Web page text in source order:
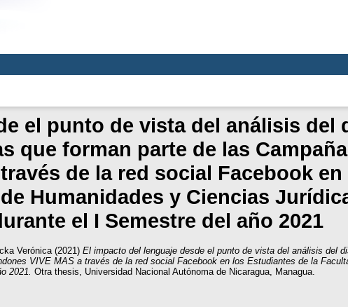
el punto de vista del análisis del
que forman parte de las
de la red social Facebook
Humanidades y Ciencias
el I Semestre del año 2021
Verónica (2021) El impacto del lenguaje desde el punto de vista del análisis del
VIVE MAS a través de la red social Facebook en los Estudiantes de la
2021.
Otra thesis, Universidad Nacional Autónoma de Nicaragua, Managua.